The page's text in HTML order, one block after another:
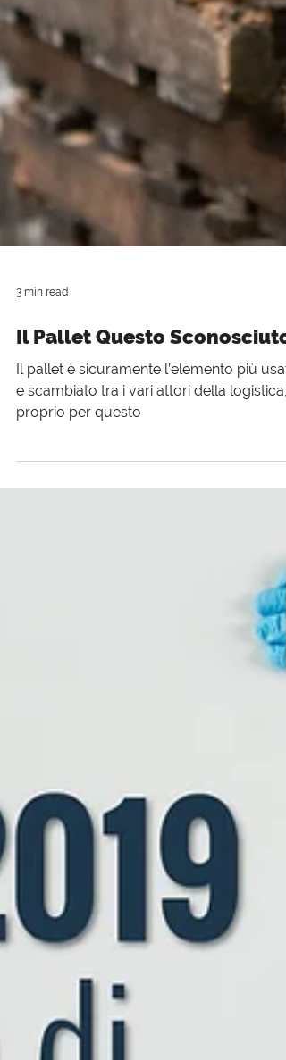
Il Pallet Questo Sconosciuto
Il pallet è sicuramente l’elemento più
e scambiato tra i vari attori della logistica,